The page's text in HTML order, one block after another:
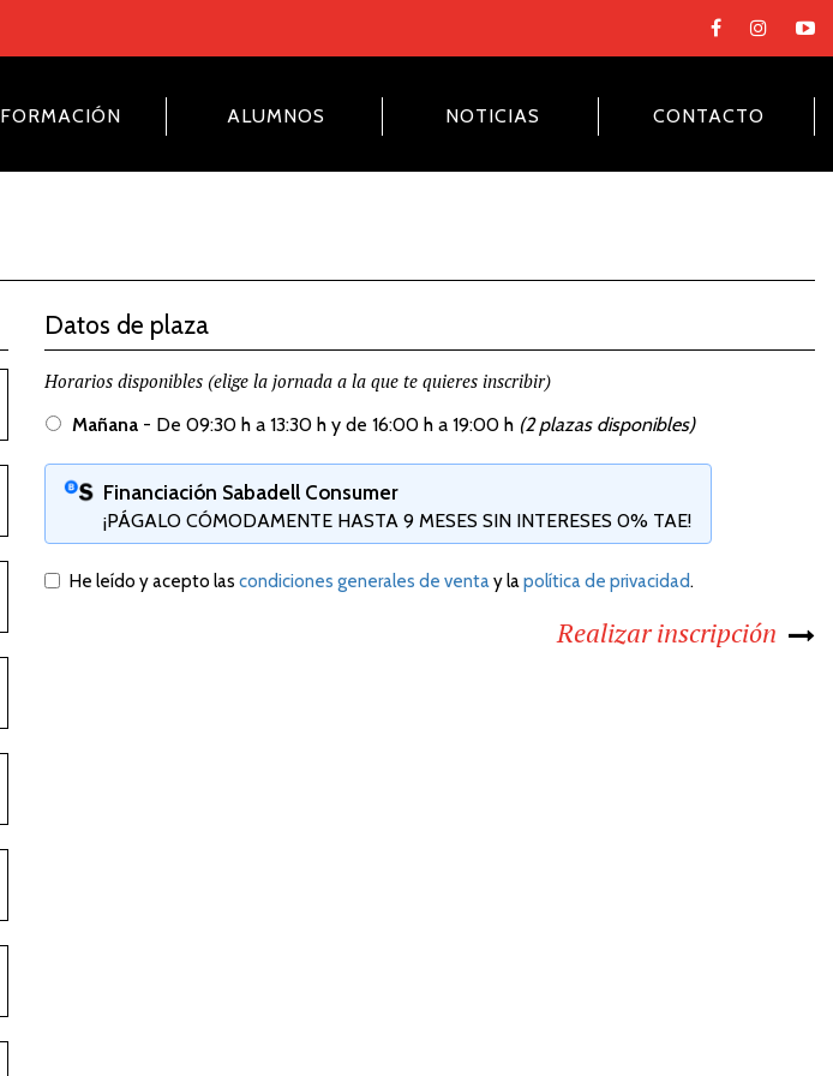
FORMACIÓN ALUMNOS NOTICIAS CONTACTO
Datos de plaza
Horarios disponibles (elige la jornada a la que te quieres inscribir)
Mañana - De 09:30 h a 13:30 h y de 16:00 h a 19:00 h (2 plazas disponibles)
Financiación Sabadell Consumer
¡PÁGALO CÓMODAMENTE HASTA 9 MESES SIN INTERESES 0% TAE!
He leído y acepto las condiciones generales de ventay lapolítica de privacidad.
Realizar inscripción